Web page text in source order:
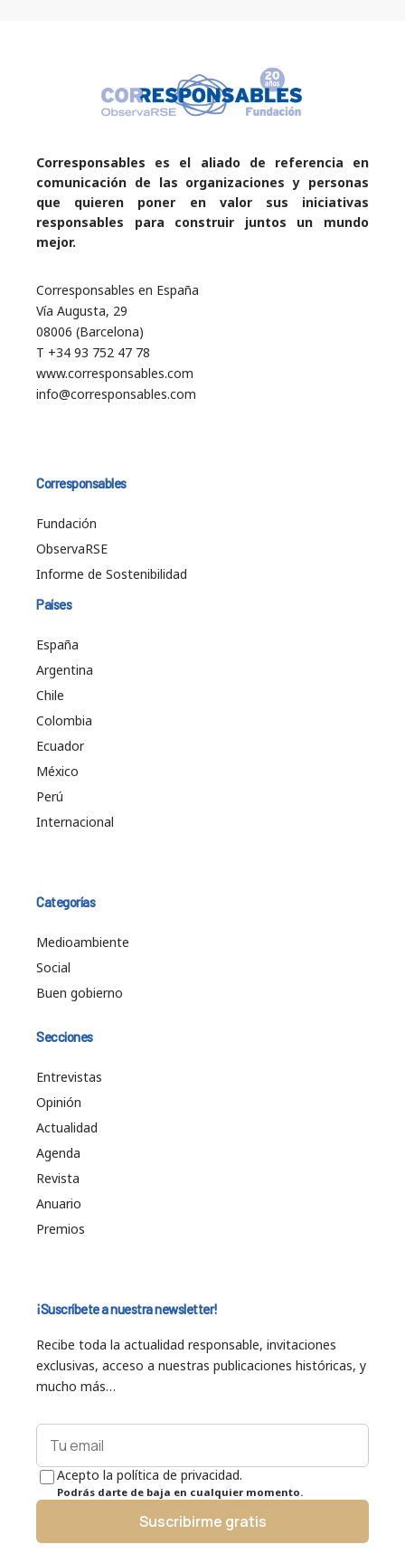
Corresponsables es el aliado de referencia en
comunicación de las organizaciones y personas
que quieren poner en valor sus iniciativas
responsables para construir juntos un mundo
mejor.
Corresponsables en España
Vía Augusta, 29
08006 (Barcelona)
T +34 93 752 47 78
www.corresponsables.com
info@corresponsables.com
Corresponsables
Fundación
ObservaRSE
Informe de Sostenibilidad
Países
España
Argentina
Chile
Colombia
Ecuador
México
Perú
Internacional
Categorías
Medioambiente
Social
Buen gobierno
Secciones
Entrevistas
Opinión
Actualidad
Agenda
Revista
Anuario
Premios
¡Suscríbete a nuestra newsletter!
Recibe toda la actualidad responsable, invitaciones
exclusivas, acceso a nuestras publicaciones históricas, y
mucho más…
Acepto la política de privacidad.
Podrás darte de baja en cualquier momento.
Suscribirme gratis